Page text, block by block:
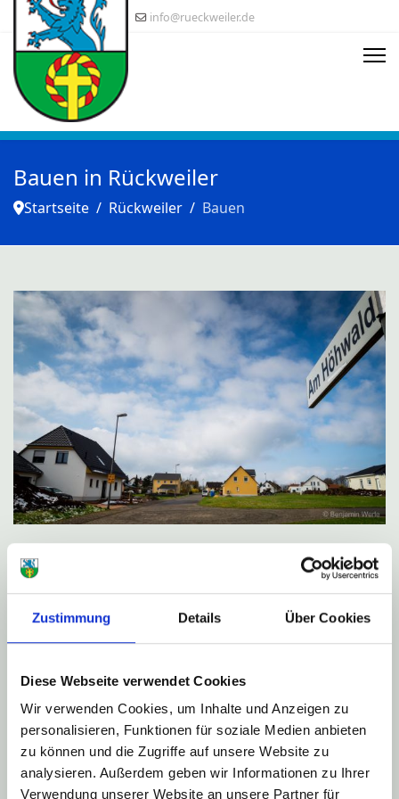
Zustimmung Details Über Cookies
Diese Webseite verwendet Cookies
Wir verwenden Cookies, um Inhalte und Anzeigen zu
personalisieren, Funktionen für soziale Medien anbieten
zu können und die Zugriffe auf unsere Website zu
analysieren. Außerdem geben wir Informationen zu Ihrer
Verwendung unserer Website an unsere Partner für
info@rueckweiler.de
Bauen in Rückweiler
Startseite Rückweiler Bauen
Bauen in Rückweiler
Ein kleines Dorf mit Tradition und Spaß am Leben.
Unser Dorf liegt nah an der Autobahnauffahrt zur A62,
unseren Ort laden zum Spazieren in der Natur ein.
Kindergarten und Spielplatz sind für unseren kleinen
Einwohner vorhanden. Zurzeit beschäftigt sich die
Gemeinde mit der Erschließung eines Neubaugebiets
"Auf Raunen". Die Planungen sind bereits angelaufen.
Aktuelle Infos zum Sachstand veröffentlichen wir in